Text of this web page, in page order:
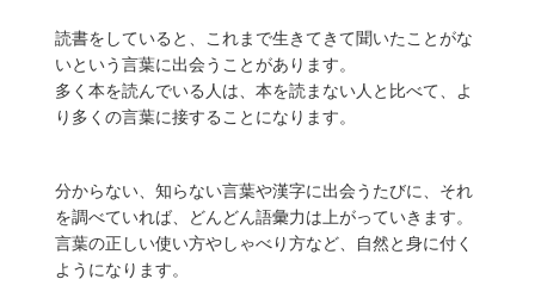
読書をしていると、これまで生きてきて聞いたことがな
いという言葉に出会うことがあります。
多く本を読んでいる人は、本を読まない人と比べて、よ
り多くの言葉に接することになります。
分からない、知らない言葉や漢字に出会うたびに、それ
を調べていれば、どんどん語彙力は上がっていきます。
言葉の正しい使い方やしゃべり方など、自然と身に付く
ようになります。